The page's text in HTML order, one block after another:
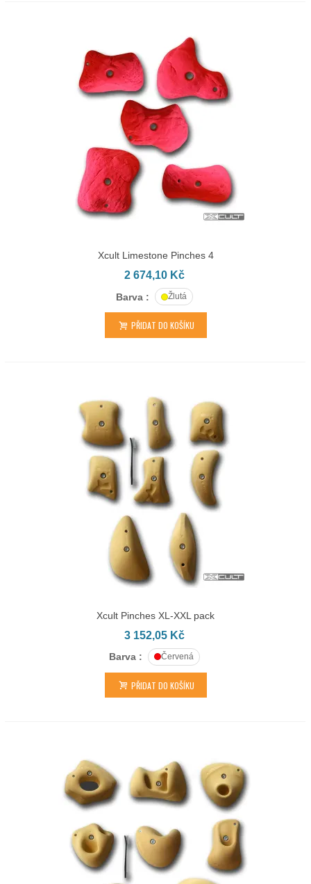
Xcult Limestone Pinches 4
2 674,10 Kč
Barva : Žlutá
PŘIDAT DO KOŠÍKU
Xcult Pinches XL-XXL pack
3 152,05 Kč
Barva : Červená
PŘIDAT DO KOŠÍKU